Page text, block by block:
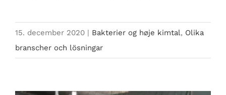
15. december 2020 | Bakterier og høje kimtal, Olika
branscher och lösningar